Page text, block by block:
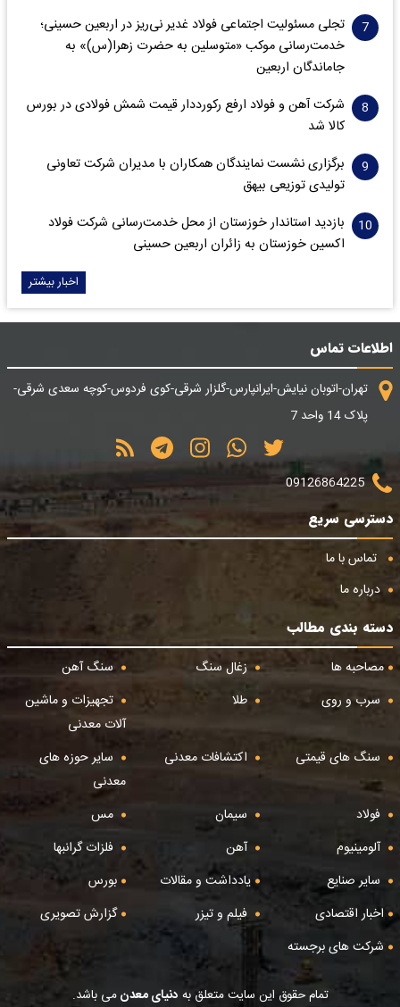
تجلی مسئولیت اجتماعی فولاد غدیر نی‌ریز در اربعین حسینی؛
خدمت‌رسانی موکب «متوسلین به حضرت زهرا(س)» به
جاماندگان اربعین
شرکت آهن و فولاد ارفع رکورددار قیمت شمش فولادی در بورس
کالا شد
برگزاری نشست نمایندگان همکاران با مدیران شرکت تعاونی
تولیدی توزیعی بیهق
بازدید استاندار خوزستان از محل خدمت‌رسانی شرکت فولاد
اکسین خوزستان به زائران اربعین حسینی
اخبار بیشتر
اطلاعات تماس
تهران-اتوبان نیایش-ایرانپارس-گلزار شرقی-کوی فردوس-کوچه سعدی شرقی-
پلاک 14 واحد 7
09126864225
دسترسی سریع
تماس با ما
درباره ما
دسته بندی مطالب
مصاحبه ها
زغال سنگ
سنگ آهن
سرب و روی
طلا
تجهیزات و ماشین
آلات معدنی
سنگ های قیمتی
اکتشافات معدنی
سایر حوزه های
معدنی
فولاد
سیمان
مس
آلومینیوم
آهن
فلزات گرانبها
سایر صنایع
یادداشت و مقالات
بورس
اخبار اقتصادی
فیلم و تیزر
گزارش تصویری
شرکت های برجسته
تمام حقوق این سایت متعلق به دنیای معدنمی باشد.